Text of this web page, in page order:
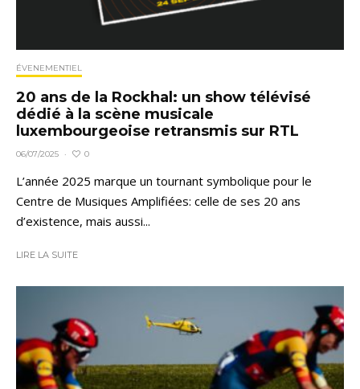
ÉVENEMENTIEL
20 ans de la Rockhal: un show télévisé
dédié à la scène musicale
luxembourgeoise retransmis sur RTL
06/07/2025 · 0
L’année 2025 marque un tournant symbolique pour le
Centre de Musiques Amplifiées: celle de ses 20 ans
d’existence, mais aussi...
LIRE LA SUITE